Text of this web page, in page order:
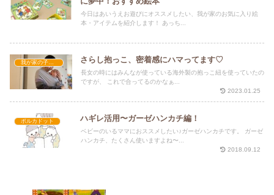
今日はあいうえお遊びにオススメしたい、我が家のお気に入り絵
本・アイテムを紹介します！ あっち...
さらし抱っこ、密着感にハマってます♡
長女の時にはみんなが使っている海外製の抱っこ紐を使っていたの
ですが、 これで合ってるのかなぁ...
2023.01.25
ポルカドット ハギレ活用〜ガーゼハンカチ編！
ベビーのいるママにおススメしたい♪ガーゼハンカチです。 ガーゼ
ハンカチ、たくさん使いますよね〜...
2018.09.12